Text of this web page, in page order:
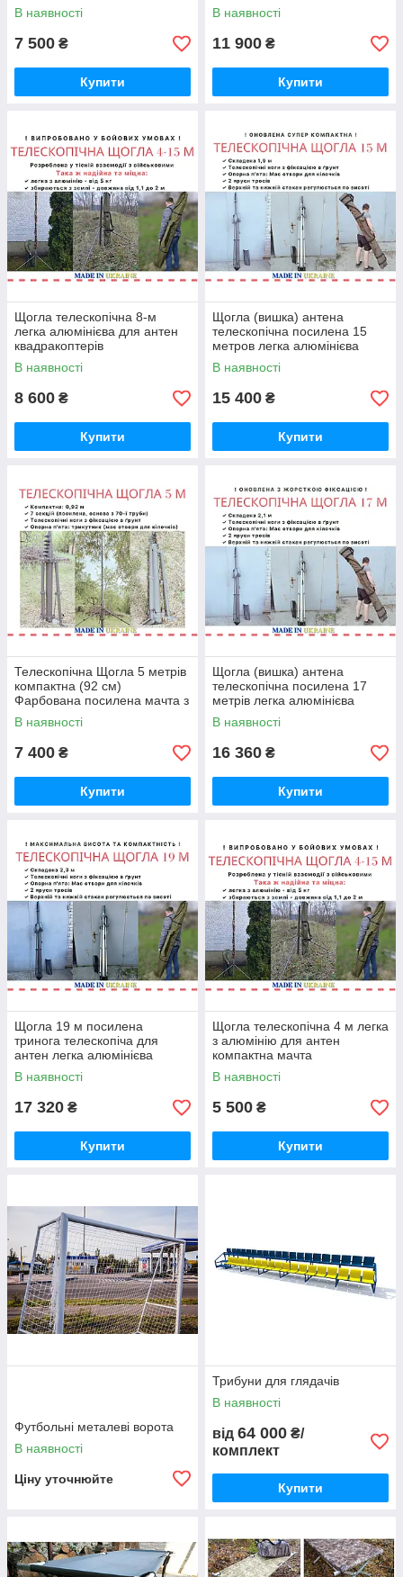
В наявності
7 500 ₴
Купити
мачта
В наявності
11 900 ₴
Купити
Щогла телескопічна 8-м
легка алюмінієва для антен
квадракоптерів
В наявності
8 600 ₴
Купити
Щогла (вишка) антена
телескопічна посилена 15
метров легка алюмінієва
мачта
В наявності
15 400 ₴
Купити
Телескопічна Щогла 5 метрів
компактна (92 см)
Фарбована посилена мачта з
алюмінію
В наявності
7 400 ₴
Купити
Щогла (вишка) антена
телескопічна посилена 17
метрів легка алюмінієва
мачта
В наявності
16 360 ₴
Купити
Щогла 19 м посилена
тринога телескопіча для
антен легка алюмінієва
мачта
В наявності
17 320 ₴
Купити
Щогла телескопічна 4 м легка
з алюмінію для антен
компактна мачта
В наявності
5 500 ₴
Купити
Футбольні металеві ворота
В наявності
Ціну уточнюйте
Трибуни для глядачів
В наявності
від 64 000 ₴/
комплект
Купити